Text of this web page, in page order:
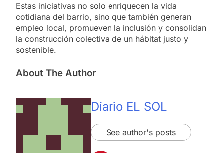
Estas iniciativas no solo enriquecen la vida
cotidiana del barrio, sino que también generan
empleo local, promueven la inclusión y consolidan
la construcción colectiva de un hábitat justo y
sostenible.
About The Author
Diario EL SOL
See author's posts